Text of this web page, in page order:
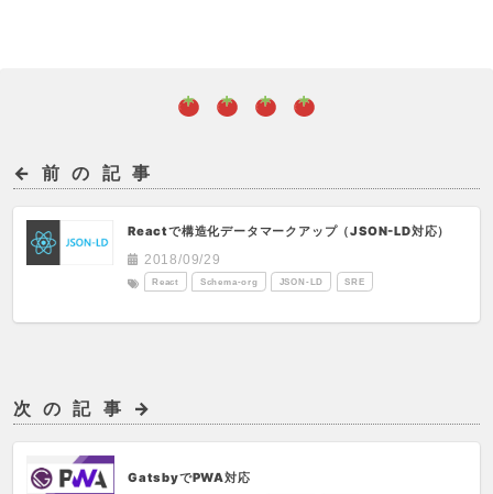
←前の記事
Reactで構造化データマークアップ（JSON-LD対応）
2018/09/29
React Schema-org JSON-LD SRE
次の記事→
GatsbyでPWA対応